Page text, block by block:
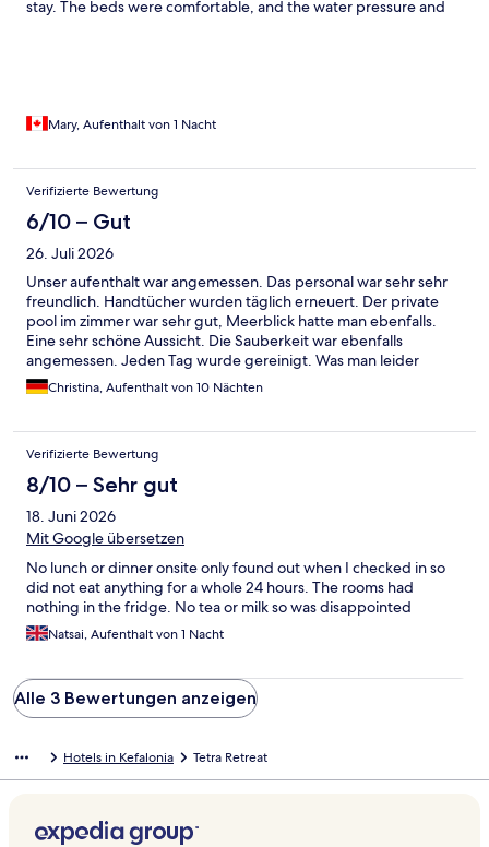
stay. The beds were comfortable, and the water pressure and
Overall, I had a great stay and would definitely return. I look
operational.
Mary, Aufenthalt von 1 Nacht
Verifizierte Bewertung
6/10 – Gut
26. Juli 2026
Unser aufenthalt war angemessen. Das personal war sehr sehr
freundlich. Handtücher wurden täglich erneuert. Der private
pool im zimmer war sehr gut, Meerblick hatte man ebenfalls.
Eine sehr schöne Aussicht. Die Sauberkeit war ebenfalls
angemessen. Jeden Tag wurde gereinigt. Was man leider
negativ anmerken muss ist, dass unser Zimmer nicht wirklich
komplett war. Auf der Toilette hing ein kabel aus der wand und
Handtücher aufs waschbecken platzieren mussten.
Ungewöhnlich war auch, dass die waschbecken sich außerhalb
des badezimmers, nämlich im zimmer befanden, aber das ist
geschmackssache. Ein großes manko war jedoch das frühstück.
Es wird leider a la carte gebracht, es fehlt ein büffet, bei dem
man sich die sachen selber nehmen kann. An sich vom konzept
leider nicht so gestalten, wie man es auch am Liebsten isst. Das
führt dann dazu, dass man leider geschmacklich sein frühstück
anders erhält, als erwartet. Ebenfalls wurde uns öfter gesagt,
dass diverse sachen nicht vorhanden seinen, obwohl sie auf der
dann woanders frühstücken gegangen sind. Die Unterkunft war
ebenfalls teilweise sehr laut durch personal, das morgens jn
anderen Zimmern gebohrt hatte, Reinigunspersobal das
hört man sehr oft flugzeuge, was hedoch bicht unangenehm
Christina, Aufenthalt von 10 Nächten
Verifizierte Bewertung
8/10 – Sehr gut
18. Juni 2026
Mit Google übersetzen
No lunch or dinner onsite only found out when I checked in so
did not eat anything for a whole 24 hours. The rooms had
nothing in the fridge. No tea or milk so was disappointed
Natsai, Aufenthalt von 1 Nacht
Alle 3 Bewertungen anzeigen
Hotels in Kefalonia Tetra Retreat